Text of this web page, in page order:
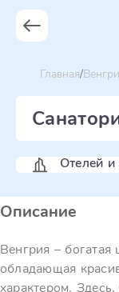
Главная
Отелей
Описание
Венгрия – богатая
обладающая
характером.